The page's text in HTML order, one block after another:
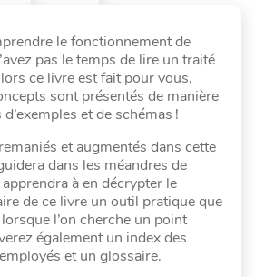
le fonctionnement de
pas le temps de lire un traité
ce livre est fait pour vous,
sont présentés de manière
et de schémas !
et augmentés dans cette
dans les méandres de
à en décrypter le
de ce livre un outil pratique que
l’on cherche un point
également un index des
et un glossaire.